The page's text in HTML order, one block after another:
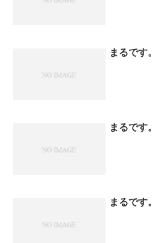
まるです。
まるです。
まるです。